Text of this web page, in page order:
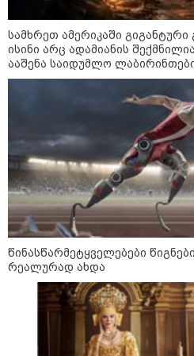
მსოფლიო
სამხრეთ ამერიკაში გიგანტური
ისინი არც ადამიანის
ააშენა საიდუმლო
წინასწარმეტყველებები
რეალურად ახდა